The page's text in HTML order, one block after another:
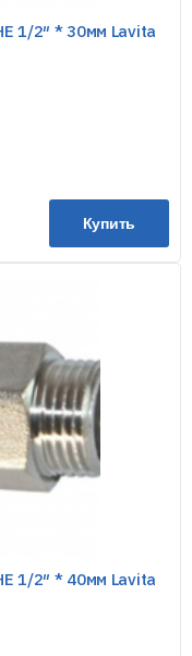
1/2″ * 30мм Lavita
Купить
1/2″ * 40мм Lavita